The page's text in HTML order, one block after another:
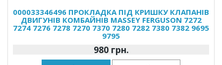
000033346496 ПРОКЛАДКА ПІД КРИШКУ КЛАПАНІВ
ДВИГУНІВ КОМБАЙНІВ MASSEY FERGUSON 7272
7274 7276 7278 7270 7370 7280 7282 7380 7382 9695
9795
980 грн.